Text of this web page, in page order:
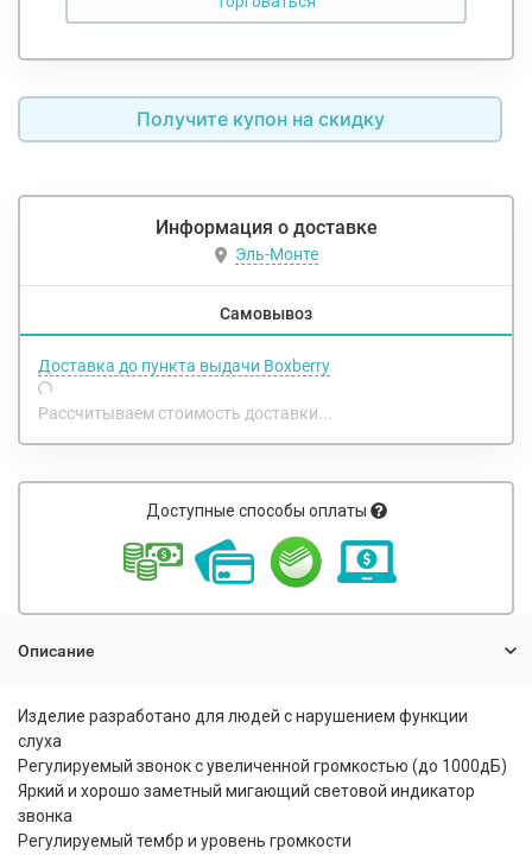
Получите купон на скидку
Информация о доставке
Эль-Монте
Самовывоз
Доставка до пункта выдачи Boxberry
Рассчитываем стоимость доставки...
Доступные способы оплаты
Описание
Изделие разработано для людей с нарушением функции
слуха
Регулируемый звонок с увеличенной громкостью (до 1000дБ)
Яркий и хорошо заметный мигающий световой индикатор
звонка
Регулируемый тембр и уровень громкости